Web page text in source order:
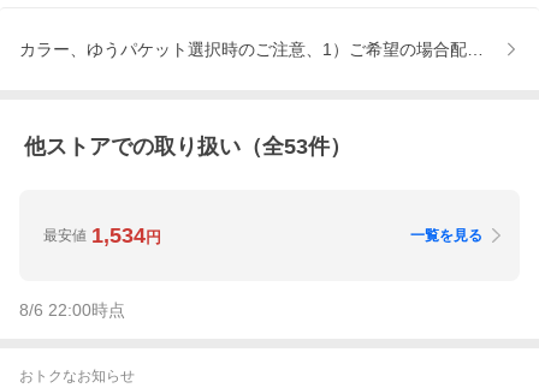
カラー、ゆうパケット選択時のご注意、1）ご希望の場合配送方法
他ストアでの取り扱い（全53件）
最安値 1,534円 一覧を見る
8/6 22:00時点
おトクなお知らせ